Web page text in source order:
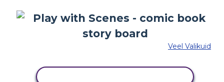
Veel Valikuid